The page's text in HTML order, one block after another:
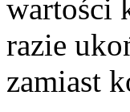
wartości
razie
zamiast